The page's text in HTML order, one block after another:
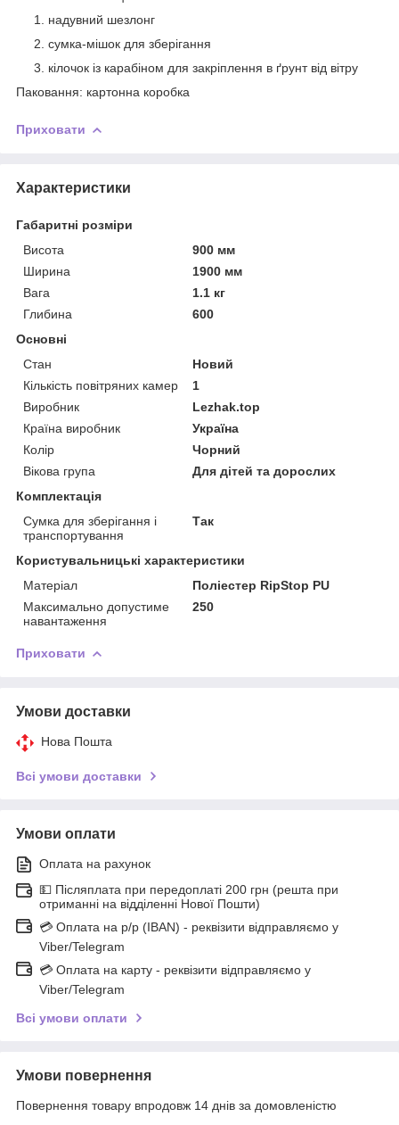
надувний шезлонг
сумка-мішок для зберігання
кілочок із карабіном для закріплення в ґрунт від вітру
Паковання: картонна коробка
Приховати
Характеристики
Габаритні розміри
Висота
900 мм
Ширина
1900 мм
Вага
1.1 кг
Глибина
600
Основні
Стан
Новий
Кількість повітряних камер
1
Виробник
Lezhak.top
Країна виробник
Україна
Колір
Чорний
Вікова група
Для дітей та дорослих
Комплектація
Сумка для зберігання і
транспортування
Так
Користувальницькі характеристики
Матеріал
Поліестер RipStop PU
Максимально допустиме
навантаження
250
Приховати
Умови доставки
Нова Пошта
Всі умови доставки
Умови оплати
Оплата на рахунок
💵 Післяплата при передоплаті 200 грн (решта при
отриманні на відділенні Нової Пошти)
💳 Оплата на р/р (IBAN) - реквізити відправляємо у
Viber/Telegram
💳 Оплата на карту - реквізити відправляємо у
Viber/Telegram
Всі умови оплати
Умови повернення
Повернення товару впродовж 14 днів за домовленістю